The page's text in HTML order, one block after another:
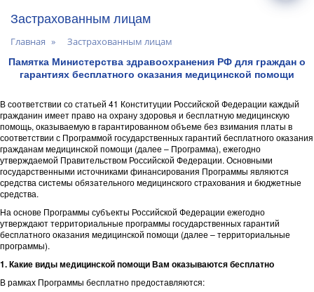
Застрахованным лицам
Главная Застрахованным лицам
Памятка Министерства здравоохранения РФ для граждан о
гарантиях бесплатного оказания медицинской помощи
В соответствии со статьей 41 Конституции Российской Федерации каждый
гражданин имеет право на охрану здоровья и бесплатную медицинскую
помощь, оказываемую в гарантированном объеме без взимания платы в
соответствии с Программой государственных гарантий бесплатного оказания
гражданам медицинской помощи (далее – Программа), ежегодно
утверждаемой Правительством Российской Федерации. Основными
государственными источниками финансирования Программы являются
средства системы обязательного медицинского страхования и бюджетные
средства.
На основе Программы субъекты Российской Федерации ежегодно
утверждают территориальные программы государственных гарантий
бесплатного оказания медицинской помощи (далее – территориальные
программы).
1. Какие виды медицинской помощи Вам оказываются бесплатно
В рамках Программы бесплатно предоставляются: